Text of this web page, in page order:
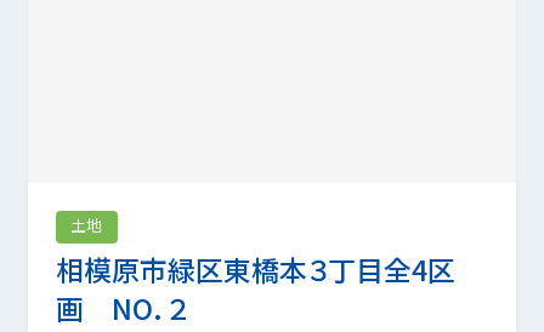
相模原市緑区東橋本３丁目全4区
画 NO．２
土地